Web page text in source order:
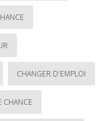
CHANGER D'EMPLOI
CHANCE